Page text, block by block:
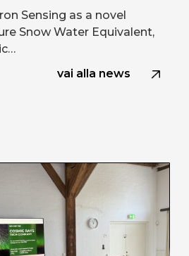
Sensing as a novel
Snow Water Equivalent,
vai alla news